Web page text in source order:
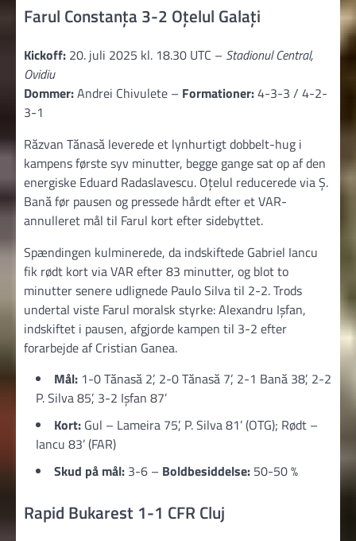
Farul Constanța 3-2 Oțelul Galați
Kickoff: 20. juli 2025 kl. 18.30 UTC – Stadionul Central,
Ovidiu
Dommer:Andrei Chivulete – Formationer:4-3-3 / 4-2-
3-1
Răzvan Tănasă leverede et lynhurtigt dobbelt-hug i
kampens første syv minutter, begge gange sat op af den
energiske Eduard Radaslavescu. Oțelul reducerede via Ș.
Bană før pausen og pressede hårdt efter et VAR-
annulleret mål til Farul kort efter sidebyttet.
Spændingen kulminerede, da indskiftede Gabriel Iancu
fik rødt kort via VAR efter 83 minutter, og blot to
minutter senere udlignede Paulo Silva til 2-2. Trods
undertal viste Farul moralsk styrke: Alexandru Ișfan,
indskiftet i pausen, afgjorde kampen til 3-2 efter
forarbejde af Cristian Ganea.
Mål: 1-0 Tănasă 2’, 2-0 Tănasă 7’, 2-1 Bană 38’, 2-2
P. Silva 85’, 3-2 Ișfan 87’
Kort: Gul – Lameira 75’, P. Silva 81’ (OTG); Rødt –
Iancu 83’ (FAR)
Skud på mål: 3-6 – Boldbesiddelse: 50-50 %
Rapid Bukarest 1-1 CFR Cluj